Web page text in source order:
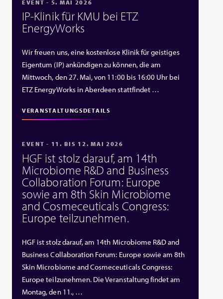
EVENT - 5. MAI 2026
IP‑Klinik für KMU bei ETZ
EnergyWorks
Wir freuen uns, eine kostenlose Klinik für geistiges
Eigentum (IP) ankündigen zu können, die am
Mittwoch, den 27. Mai, von 11:00 bis 16:00 Uhr bei
ETZ EnergyWorks in Aberdeen stattfindet …
VERANSTALTUNGSDETAILS
EVENT - 11. BIS 12. MAI 2026
HGF ist stolz darauf, am 14th
Microbiome R&D and Business
Collaboration Forum: Europe
sowie am 8th Skin Microbiome
and Cosmeceuticals Congress:
Europe teilzunehmen.
HGF ist stolz darauf, am 14th Microbiome R&D and
Business Collaboration Forum: Europe sowie am 8th
Skin Microbiome and Cosmeceuticals Congress:
Europe teilzunehmen. Die Veranstaltung findet am
Montag, den 11., …